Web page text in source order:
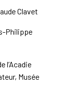
Clavet
Philippe
l’Acadie
Musée